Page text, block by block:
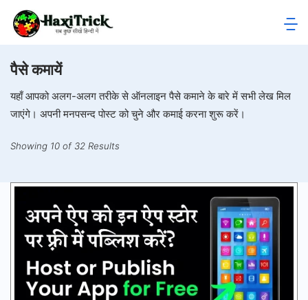
Skip
सब
कुछ
में
पैसे कमायें
यहाँ आपको अलग-अलग तरीके से ऑनलाइन पैसे कमाने के बारे में सभी लेख मिल
जाएंगे। अपनी मनपसन्द पोस्ट को चुने और कमाई करना शुरू करें।
Showing 10 of 32 Results